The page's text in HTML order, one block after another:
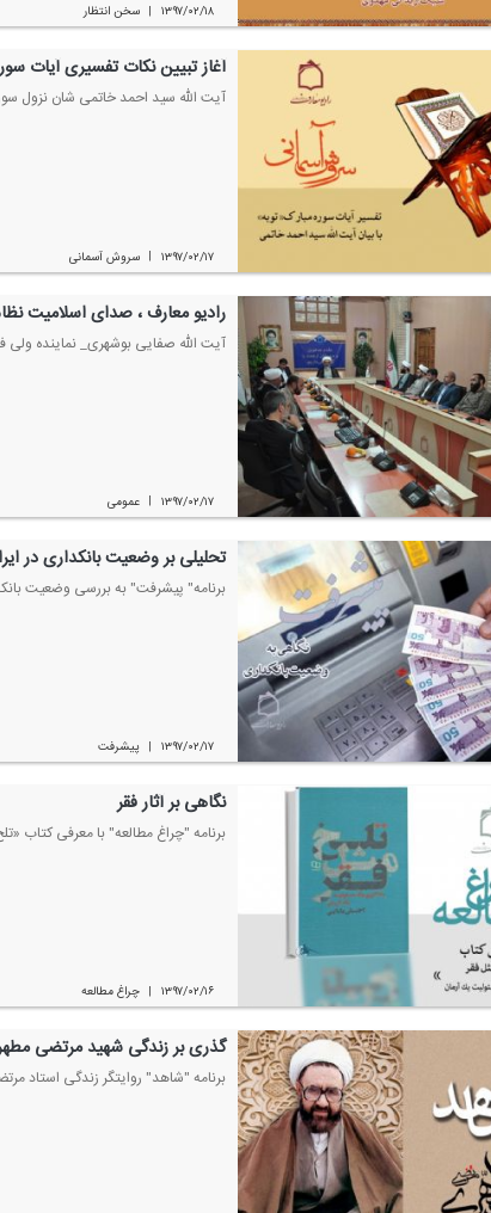
۱۳۹۷/۰۲/۱۸ | سخن انتظار
آغاز تبیین نكات تفسیری آیات
آیت الله سید احمد خاتمی شان نزول
۱۳۹۷/۰۲/۱۷ | سروش آسمانی
رادیو معارف ، صدای اسلامیت
آیت الله صفایی بوشهری_ نماینده ولی
۱۳۹۷/۰۲/۱۷ | عمومی
تحلیلی بر وضعیت بانكداری در
برنامه" پیشرفت" به بررسی وضعیت
۱۳۹۷/۰۲/۱۷ | پیشرفت
نگاهی بر آثار فقر
برنامه "چراغ مطالعه" با معرفی كتاب
۱۳۹۷/۰۲/۱۶ | چراغ مطالعه
گذری بر زندگی شهید مرتضی
برنامه "شاهد" روایتگر زندگی استاد